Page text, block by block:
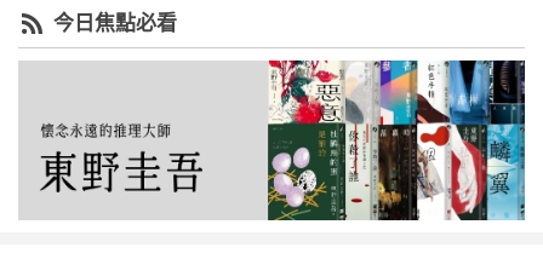
今日焦點必看